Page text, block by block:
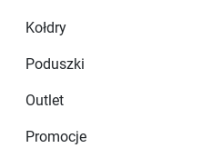
Kołdry
Poduszki
Outlet
Promocje